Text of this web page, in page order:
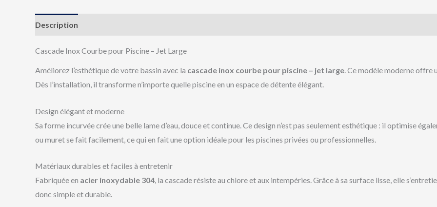
Description
Cascade Inox Courbe pour Piscine – Jet Large
Améliorez l’esthétique de votre bassin avec la cascade inox courbe pour piscine – jet large. Ce modèle moderne offre
Dès l’installation, il transforme n’importe quelle piscine en un espace de détente élégant.
Design élégant et moderne
Sa forme incurvée crée une belle lame d’eau, douce et continue. Ce design n’est pas seulement esthétique : il optimise
ou muret se fait facilement, ce qui en fait une option idéale pour les piscines privées ou professionnelles.
Matériaux durables et faciles à entretenir
Fabriquée en acier inoxydable 304, la cascade résiste au chlore et aux intempéries. Grâce à sa surface lisse, elle
donc simple et durable.